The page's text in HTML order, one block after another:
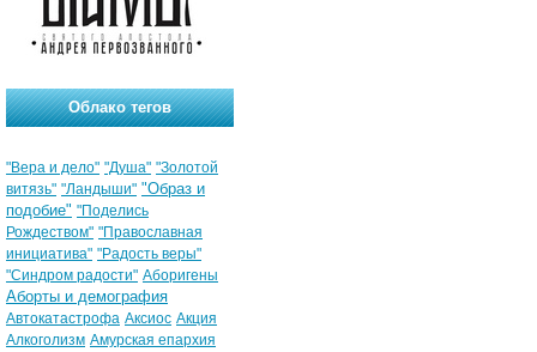
Облако тегов
"Вера и дело" "Душа" "Золотой
витязь" "Ландыши" "Образ и
подобие" "Поделись
Рождеством" "Православная
инициатива" "Радость веры"
"Синдром радости" Аборигены
Аборты и демография
Автокатастрофа Аксиос Акция
Алкоголизм Амурская епархия